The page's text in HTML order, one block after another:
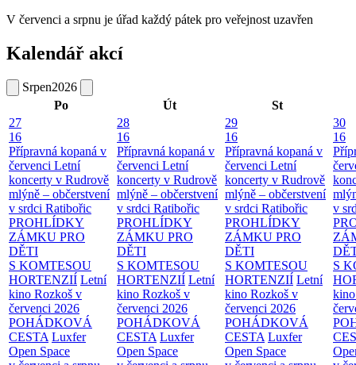
V červenci a srpnu je úřad každý pátek pro veřejnost uzavřen
Kalendář akcí
Srpen2026
Po
Út
St
27
16
Přípravná kopaná v
červenci Letní
koncerty v Rudrově
mlýně – občerstvení
v srdci Ratibořic
PROHLÍDKY
ZÁMKU PRO
DĚTI
S KOMTESOU
HORTENZIÍ Letní
kino Rozkoš v
červenci 2026
POHÁDKOVÁ
CESTA Luxfer
Open Space
28
16
Přípravná kopaná v
červenci Letní
koncerty v Rudrově
mlýně – občerstvení
v srdci Ratibořic
PROHLÍDKY
ZÁMKU PRO
DĚTI
S KOMTESOU
HORTENZIÍ Letní
kino Rozkoš v
červenci 2026
POHÁDKOVÁ
CESTA Luxfer
Open Space
29
16
Přípravná kopaná v
červenci Letní
koncerty v Rudrově
mlýně – občerstvení
v srdci Ratibořic
PROHLÍDKY
ZÁMKU PRO
DĚTI
S KOMTESOU
HORTENZIÍ Letní
kino Rozkoš v
červenci 2026
POHÁDKOVÁ
CESTA Luxfer
Open Space
30
16
v
S